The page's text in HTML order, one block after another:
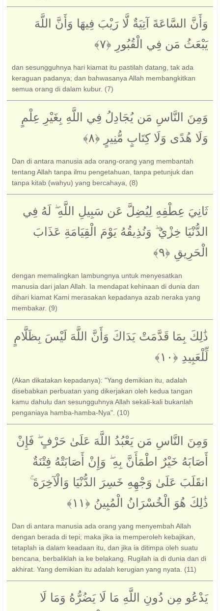
وَأَنَّ السَّاعَةَ آتِيَةٌ لَّا رَيْبَ فِيهَا وَأَنَّ اللَّهَ
يَبْعَثُ مَن فِي الْقُبُورِ ‎﴿٧﴾‏
dan sesungguhnya hari kiamat itu pastilah datang, tak ada
keraguan padanya; dan bahwasanya Allah membangkitkan
semua orang di dalam kubur. (7)
وَمِنَ النَّاسِ مَن يُجَادِلُ فِي اللَّهِ بِغَيْرِ عِلْمٍ
وَلَا هُدًى وَلَا كِتَابٍ مُّنِيرٍ ‎﴿٨﴾‏
Dan di antara manusia ada orang-orang yang membantah
tentang Allah tanpa ilmu pengetahuan, tanpa petunjuk dan
tanpa kitab (wahyu) yang bercahaya, (8)
ثَانِيَ عِطْفِهِ لِيُضِلَّ عَن سَبِيلِ اللَّهِ ۖ لَهُ فِي
الدُّنْيَا خِزْيٌ ۖ وَنُذِيقُهُ يَوْمَ الْقِيَامَةِ عَذَابَ
الْحَرِيقِ ‎﴿٩﴾‏
dengan memalingkan lambungnya untuk menyesatkan
manusia dari jalan Allah. Ia mendapat kehinaan di dunia dan
dihari kiamat Kami merasakan kepadanya azab neraka yang
membakar. (9)
ذَٰلِكَ بِمَا قَدَّمَتْ يَدَاكَ وَأَنَّ اللَّهَ لَيْسَ بِظَلَّامٍ
لِّلْعَبِيدِ ‎﴿١٠﴾‏
(Akan dikatakan kepadanya): "Yang demikian itu, adalah
disebabkan perbuatan yang dikerjakan oleh kedua tangan
kamu dahulu dan sesungguhnya Allah sekali-kali bukanlah
penganiaya hamba-hamba-Nya". (10)
وَمِنَ النَّاسِ مَن يَعْبُدُ اللَّهَ عَلَىٰ حَرْفٍ ۖ فَإِنْ
أَصَابَهُ خَيْرٌ اطْمَأَنَّ بِهِ ۖ وَإِنْ أَصَابَتْهُ فِتْنَةٌ
انقَلَبَ عَلَىٰ وَجْهِهِ خَسِرَ الدُّنْيَا وَالْآخِرَةَ ۚ
ذَٰلِكَ هُوَ الْخُسْرَانُ الْمُبِينُ ‎﴿١١﴾‏
Dan di antara manusia ada orang yang menyembah Allah
dengan berada di tepi; maka jika ia memperoleh kebajikan,
tetaplah ia dalam keadaan itu, dan jika ia ditimpa oleh suatu
bencana, berbaliklah ia ke belakang. Rugilah ia di dunia dan di
akhirat. Yang demikian itu adalah kerugian yang nyata. (11)
يَدْعُو مِن دُونِ اللَّهِ مَا لَا يَضُرُّهُ وَمَا لَا